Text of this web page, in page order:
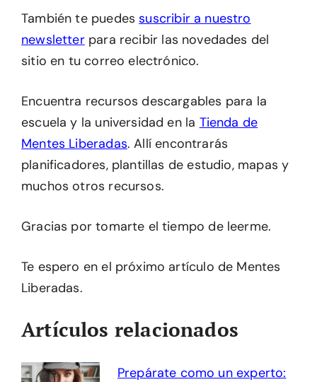
También te puedessuscribir a nuestro
newsletterpara recibir las novedades del
sitio en tu correo electrónico.
Encuentra recursos descargables para la
escuela y la universidad en la Tienda de
Mentes Liberadas. Allí encontrarás
planificadores, plantillas de estudio, mapas y
muchos otros recursos.
Gracias por tomarte el tiempo de leerme.
Te espero en el próximo artículo de Mentes
Liberadas.
Artículos relacionados
Prepárate como un experto: